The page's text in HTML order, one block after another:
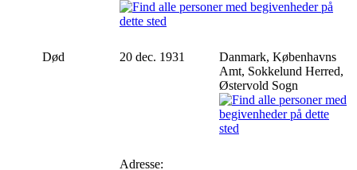
Død 20 dec. 1931
Danmark, Københavns
Amt, Sokkelund Herred,
Østervold Sogn
Adresse: